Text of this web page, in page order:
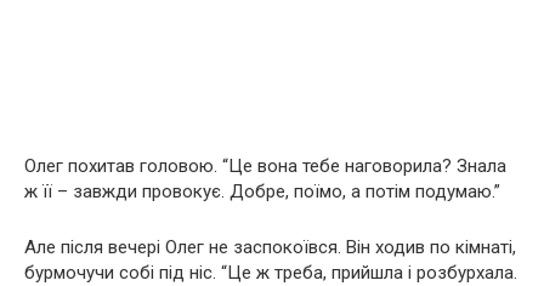
Олег похитав головою. “Це вона тебе наговорила? Знала
ж її – завжди провокує. Добре, поїмо, а потім подумаю.”
Але після вечері Олег не заспокоївся. Він ходив по кімнаті,
бурмочучи собі під ніс. “Це ж треба, прийшла і розбурхала.